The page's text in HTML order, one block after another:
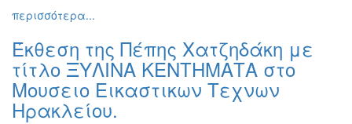
περισσότερα...
Έκθεση της Πέπης Χατζηδάκη με
τίτλο ΞΥΛΙΝΑ ΚΕΝΤΗΜΑΤΑ στο
Μουσειο Εικαστικων Τεχνων
Ηρακλείου.